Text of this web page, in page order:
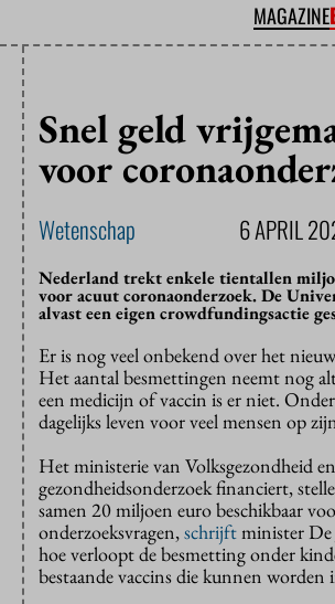
MAGAZINE
Snel geld
voor
Wetenschap 6 APRIL
Nederland trekt enkele tientallen
voor acuut coronaonderzoek. De
alvast een eigen crowdfundingsactie
Er is nog veel onbekend over het
Het aantal besmettingen neemt nog
een medicijn of vaccin is er niet.
dagelijks leven voor veel mensen op
Het ministerie van Volksgezondheid
gezondheidsonderzoek financiert,
samen 20 miljoen euro beschikbaar
onderzoeksvragen,schrijftminister De
hoe verloopt de besmetting onder
bestaande vaccins die kunnen worden